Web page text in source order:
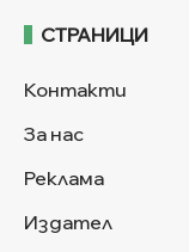
СТРАНИЦИ
Контакти
За нас
Реклама
Издател